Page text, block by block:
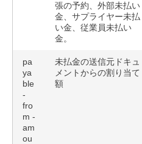
張の予約、外部未払い
金、サプライヤー未払
い金、従業員未払い
金。
pa
ya
ble
-
fro
m -
am
ou
未払金の送信元ドキュ
メントからの割り当て
額